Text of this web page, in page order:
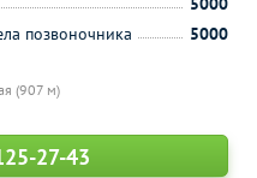
(907 м)
позвоночника
5000
27-43